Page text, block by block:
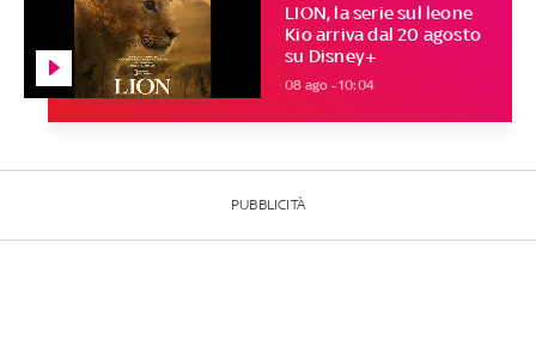
LION, la serie sul leone
Kio arriva dal 20 agosto
su Disney+
08 ago - 10:04
PUBBLICITÀ